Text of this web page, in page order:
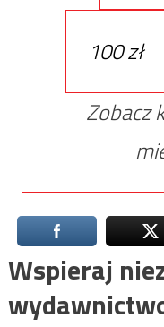
100 zł
Zobacz
Wspieraj